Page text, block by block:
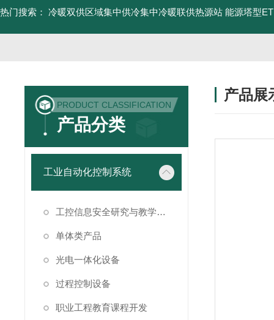
热门搜索： 冷暖双供区域集中供冷集中冷暖联供热源站 能源塔型
PRODUCT CLASSIFICATION
产品分类
工业自动化控制系统
工控信息安全研究与教学仿真系统
单体类产品
光电一体化设备
过程控制设备
职业工程教育课程开发
产品展